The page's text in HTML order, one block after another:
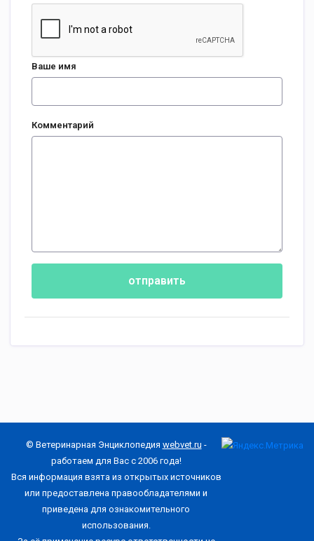
Ваше имя
Комментарий
отправить
© Ветеринарная Энциклопедия webvet.ru -
работаем для Вас с 2006 года!
Вся информация взята из открытых источников
или предоставлена правообладателями и
приведена для ознакомительного
использования.